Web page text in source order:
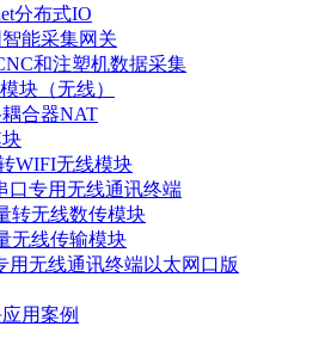
分布式IO
能采集网关
和注塑机数据采集
块（无线）
合器NAT
WIFI无线模块
口专用无线通讯终端
转无线数传模块
无线传输模块
用无线通讯终端以太网口版
用案例